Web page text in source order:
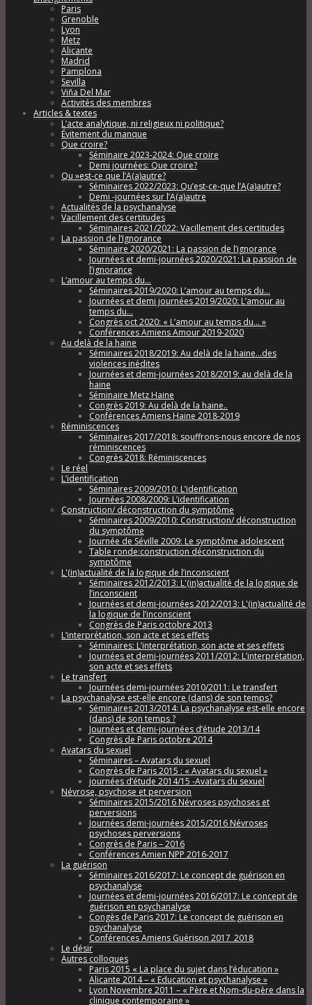
Paris
Grenoble
Lyon
Metz
Alicante
Madrid
Pamplona
Sevilla
Viña Del Mar
Activités des membres
Articles & textes
L’acte analytique, ni religieux ni politique?
Évitement du manque
Que croire?
Séminaire 2023-2024: Que croire
Demi journées: Que croire?
Qu »est-ce que l’A(a)autre?
Séminaires 2022/2023: Qu’est-ce-que l’A(a)autre?
Demi -journées sur l’A(a)autre
Actualités de la psychanalyse
Vacillement des certitudes
Séminaires 2021/2022: Vacillement des certitudes
La passion de l’Ignorance
Séminaire 2020/2021: La passion de l’ignorance
Journées et demi-journées 2020/2021: La passion de
l’ignorance
L’amour au temps du…
Séminaires 2019/2020: L’amour au temps du…
Journées et demi journées 2019/2020: L’amour au
temps du…
Congrès oct 2020: « L’amour au temps du… »
Conférences Amiens Amour 2019-2020
Au delà de la haine
Séminaires 2018/2019: Au delà de la haine…des
violences inédites
Journées et demi-journées 2018/2019: au delà de la
haine
Séminaire Metz Haine
Congrès 2019: Au delà de la haine..
Conférences Amiens Haine 2018-2019
Réminiscences
Séminaires 2017/2018: souffrons-nous encore de nos
réminiscences
Congrès 2018: Réminiscences
Le réel
L’identification
Séminaires 2009/2010: L’identification
Journées 2008/2009: L’identification
Construction/ déconstruction du symptôme
Séminaires 2009/2010: Construction/ déconstruction
du symptôme
Journée de Séville 2009: Le symptôme adolescent
Table ronde:construction déconstruction du
symptôme
L'(in)actualité de la logique de l’inconscient
Séminaires 2012/2013: L'(in)actualité de la logique de
l’inconscient
Journées et demi-journées 2012/2013: L'(in)actualité de
la logique de l’inconscient
Congrès de Paris octobre 2013
L’interprétation, son acte et ses effets
Séminaires: L’interprétation, son acte et ses effets
Journées et demi-journées 2011/2012: L’interprétation,
son acte et ses effets
Le transfert
Journées demi-journées 2010/2011: Le transfert
La psychanalyse est-elle encore (dans) de son temps?
Séminaires 2013/2014: La psychanalyse est-elle encore
(dans) de son temps ?
Journées et demi-journées d’étude 2013/14
Congrès de Paris octobre 2014
Avatars du sexuel
Séminaires – Avatars du sexuel
Congrès de Paris 2015 : « Avatars du sexuel »
journées d’étude 2014/15 -Avatars du sexuel
Névrose, psychose et perversion
Séminaires 2015/2016 Névroses psychoses et
perversions
Journées demi-journées 2015/2016 Névroses
psychoses perversions
Congrès de Paris – 2016
Conférences Amien NPP 2016-2017
La guérison
Séminaires 2016/2017: Le concept de guérison en
psychanalyse
Journées et demi-journées 2016/2017: Le concept de
guérison en psychanalyse
Congès de Paris 2017: Le concept de guérison en
psychanalyse
Conférences Amiens Guérison 2017_2018
Le désir
Autres colloques
Paris 2015 « La place du sujet dans l’éducation »
Alicante 2014 – « Education et psychanalyse »
Lyon Novembre 2011 – « Père et Nom-du-père dans la
clinique contemporaine »